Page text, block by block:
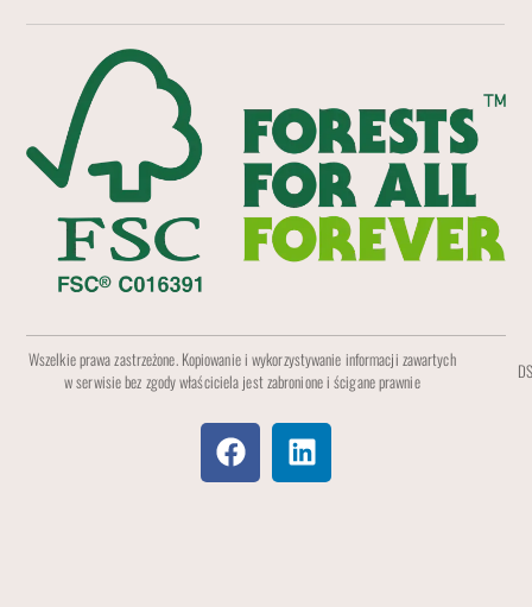
Wszelkie prawa zastrzeżone. Kopiowanie i wykorzystywanie informacji zawartych
w serwisie bez zgody właściciela jest zabronione i ścigane prawnie